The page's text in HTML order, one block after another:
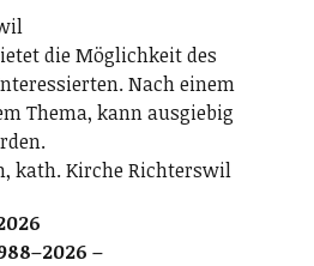
die Möglichkeit des
Nach einem
Thema, kann ausgiebig
kath. Kirche Richterswil
–